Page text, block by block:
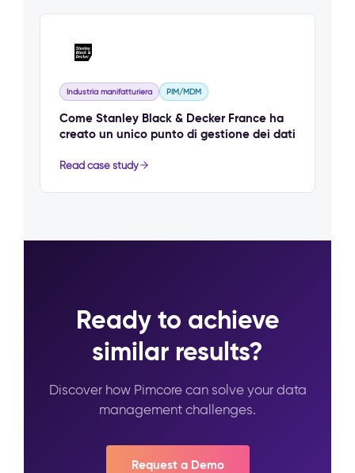
Industria manifatturiera PIM/MDM
Come Stanley Black & Decker France ha
creato un unico punto di gestione dei dati
Read case study
Ready to achieve
similar results?
Discover how Pimcore can solve your data
management challenges.
Request a Demo